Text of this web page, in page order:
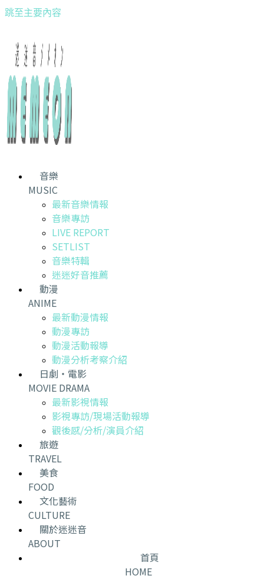
跳至主要內容
音樂
MUSIC
最新音樂情報
音樂專訪
LIVE REPORT
SETLIST
音樂特輯
迷迷好音推薦
動漫
ANIME
最新動漫情報
動漫專訪
動漫活動報導
動漫分析考察介紹
日劇・電影
MOVIE DRAMA
最新影視情報
影視專訪/現場活動報導
觀後感/分析/演員介紹
旅遊
TRAVEL
美食
FOOD
文化藝術
CULTURE
關於迷迷音
ABOUT
首頁
HOME